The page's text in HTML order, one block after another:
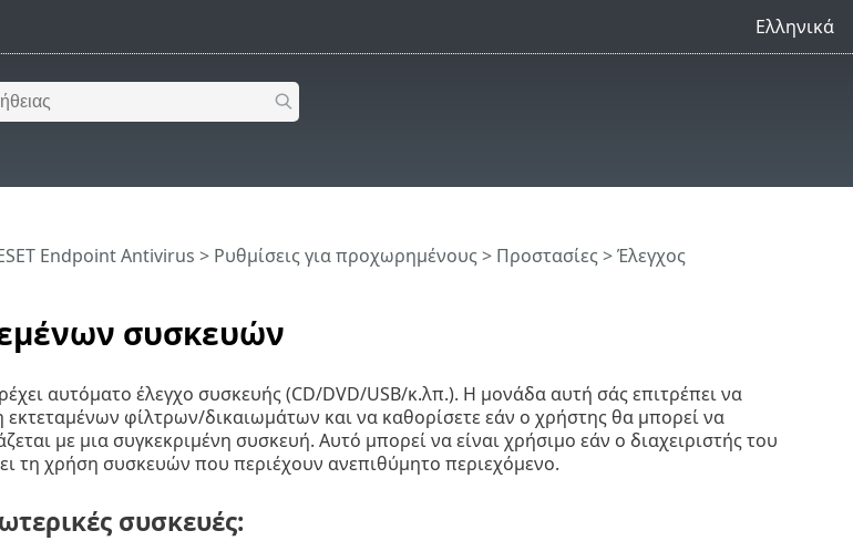
Ελληνικά
συσκευών
Endpoint Antivirus > Ρυθμίσεις για προχωρημένους> Προστασίες> Έλεγχος
αυτόματο έλεγχο συσκευής (CD/DVD/USB/κ.λπ.). Η μονάδα αυτή σάς επιτρέπει να
εκτεταμένων φίλτρων/δικαιωμάτων και να καθορίσετε εάν ο χρήστης θα μπορεί να
με μια συγκεκριμένη συσκευή. Αυτό μπορεί να είναι χρήσιμο εάν ο διαχειριστής του
τη χρήση συσκευών που περιέχουν ανεπιθύμητο περιεχόμενο.
συσκευές: